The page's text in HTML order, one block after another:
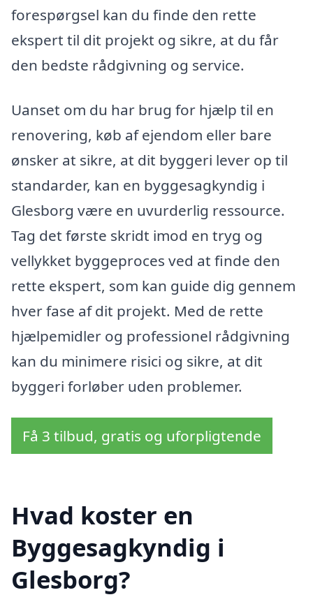
forespørgsel kan du finde den rette
ekspert til dit projekt og sikre, at du får
den bedste rådgivning og service.
Uanset om du har brug for hjælp til en
renovering, køb af ejendom eller bare
ønsker at sikre, at dit byggeri lever op til
standarder, kan en byggesagkyndig i
Glesborg være en uvurderlig ressource.
Tag det første skridt imod en tryg og
vellykket byggeproces ved at finde den
rette ekspert, som kan guide dig gennem
hver fase af dit projekt. Med de rette
hjælpemidler og professionel rådgivning
kan du minimere risici og sikre, at dit
byggeri forløber uden problemer.
Få 3 tilbud, gratis og uforpligtende
Hvad koster en
Byggesagkyndig i
Glesborg?